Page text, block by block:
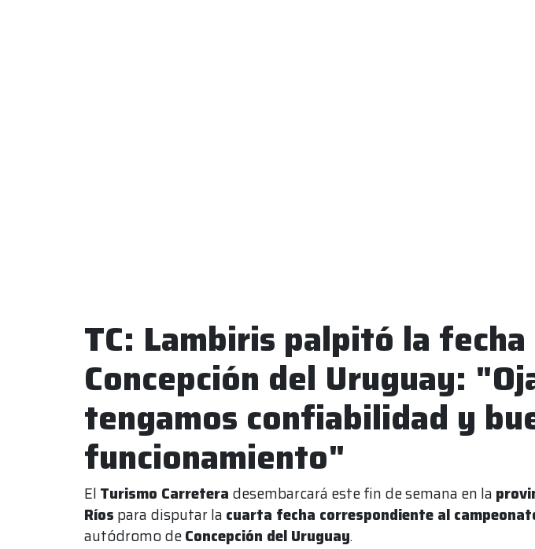
TC: Lambiris palpitó la fecha
Concepción del Uruguay:
tengamos confiabilidad y
funcionamiento"
El Turismo Carretera desembarcará este fin de semana en la
Ríos para disputar la cuarta fecha correspondiente al
autódromo deConcepción del Uruguay.